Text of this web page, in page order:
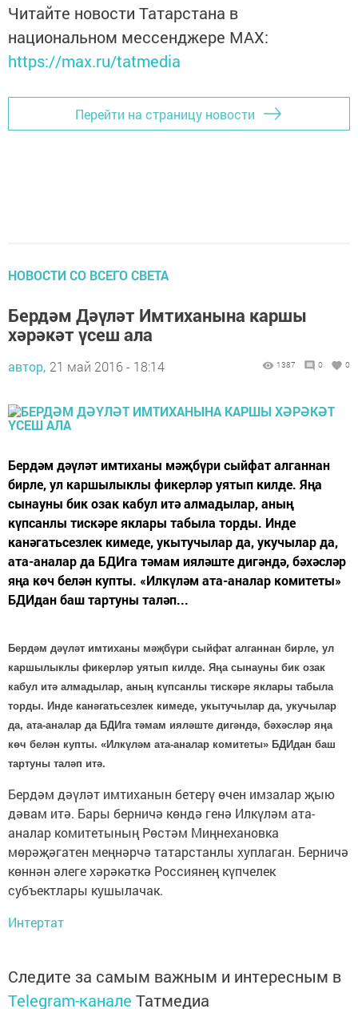
Читайте новости Татарстана в
национальном мессенджере MАХ:
https://max.ru/tatmedia
Перейти на страницу новости
НОВОСТИ СО ВСЕГО СВЕТА
Бердәм Дәүләт Имтиханына каршы
хәрәкәт үсеш ала
автор, 21 май 2016 - 18:14 1387 0 0
Бердәм дәүләт имтиханы мәҗбүри сыйфат алганнан
бирле, ул каршылыклы фикерләр уятып килде. Яңа
сынауны бик озак кабул итә алмадылар, аның
күпсанлы тискәре яклары табыла торды. Инде
канәгатьсезлек кимеде, укытучылар да, укучылар да,
ата-аналар да БДИга тәмам ияләште дигәндә, бәхәсләр
яңа көч белән купты. «Илкүләм ата-аналар комитеты»
БДИдан баш тартуны таләп...
Бердәм дәүләт имтиханы мәҗбүри сыйфат алганнан бирле, ул
каршылыклы фикерләр уятып килде. Яңа сынауны бик озак
кабул итә алмадылар, аның күпсанлы тискәре яклары табыла
торды. Инде канәгатьсезлек кимеде, укытучылар да, укучылар
да, ата-аналар да БДИга тәмам ияләште дигәндә, бәхәсләр яңа
көч белән купты. «Илкүләм ата-аналар комитеты» БДИдан баш
тартуны таләп итә.
Бердәм дәүләт имтиханын бетерү өчен имзалар җыю
дәвам итә. Бары берничә көндә генә Илкүләм ата-
аналар комитетының Рөстәм Миңнехановка
мөрәҗәгатен меңнәрчә татарстанлы хуплаган. Берничә
көннән әлеге хәрәкәткә Россиянең күпчелек
субъектлары кушылачак.
Интертат
Следите за самым важным и интересным в
Telegram-канале Татмедиа